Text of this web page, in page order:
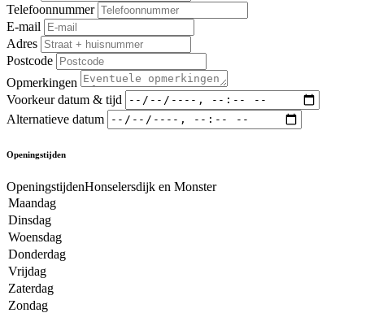
Telefoonnummer
E-mail
Adres
Postcode
Opmerkingen
Voorkeur datum & tijd
Alternatieve datum
Openingstijden
OpeningstijdenHonselersdijk en Monster
Maandag
Dinsdag
Woensdag
Donderdag
Vrijdag
Zaterdag
Zondag